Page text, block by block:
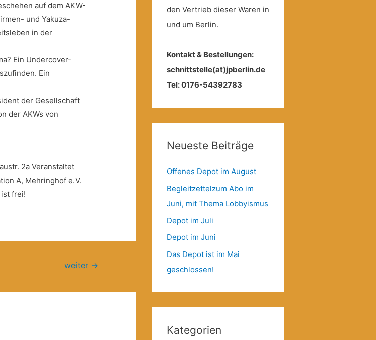
auf dem AKW-
und Yakuza-
in der
Ein Undercover-
Ein
der Gesellschaft
der AKWs von
2a Veranstaltet
A, Mehringhof e.V.
frei!
weiter →
den Vertrieb dieser Waren in
und um Berlin.
Kontakt & Bestellungen:
schnittstelle(at)jpberlin.de
Tel: 0176-54392783
Neueste Beiträge
Offenes Depot im August
Begleitzettelzum Abo im
Juni, mit Thema Lobbyismus
Depot im Juli
Depot im Juni
Das Depot ist im Mai
geschlossen!
Kategorien